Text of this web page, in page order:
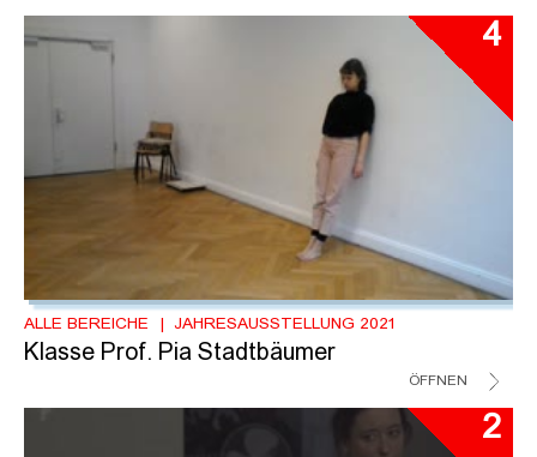
4
ALLE BEREICHE JAHRESAUSSTELLUNG 2021
Klasse Prof. Pia Stadtbäumer
ÖFFNEN
2